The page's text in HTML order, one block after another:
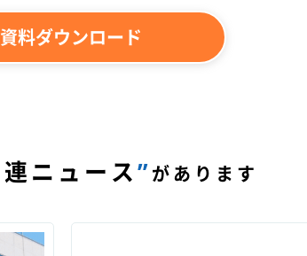
資料ダウンロード
ニュース”があります